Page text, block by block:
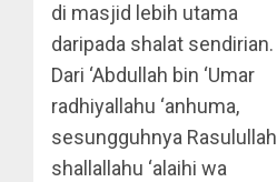
di masjid lebih utama
daripada shalat sendirian.
Dari ‘Abdullah bin ‘Umar
radhiyallahu ‘anhuma,
sesungguhnya Rasulullah
shallallahu ‘alaihi wa